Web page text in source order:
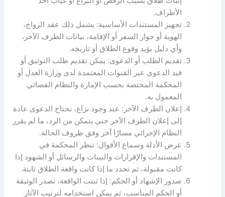
الأطراف.
تجهيز المستندات الأساسية: يشمل ذلك عقد الزواج،
الهوية أو جواز السفر أو الإقامة، بيانات الطرف الآخر،
وأي دليل يؤيد وقوع الطلاق أو تاريخه.
تقديم الطلب أو الدعوى: يمكن تقديم طلب التوثيق أو
قيد الدعوى عبر القنوات المعتمدة لدى وزارة العدل أو
المحكمة المختصة بحسب الإمارة والنظام القضائي
المعمول به.
إعلان الطرف الآخر : عند وجود نزاع، تحتاج الدعوى عادة
إلى إعلان الطرف الآخر حتى يتمكن من الرد، ما لم يقرر
النظام الإجرائي مسارًا آخر وفق ظروف الحالة.
عرض الأدلة وسماع الأقوال:تنظر المحكمة في
المستندات والإقرارات والبينات والرسائل أو الشهود إذا
كانت مقبولة، ثم تحدد ما إذا كانت واقعة الطلاق ثابتة.
صدور الإشهاد أو الحكم: إذا ثبتت الواقعة، تصدر الوثيقة
أو الحكم المناسب، ثم يمكن استخدامه لترتيب الآثار